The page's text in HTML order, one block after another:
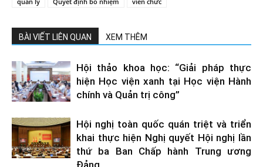
BÀI VIẾT LIÊN QUAN XEM THÊM
Hội thảo khoa học: “Giải pháp thực
hiện Học viện xanh tại Học viện Hành
chính và Quản trị công”
Hội nghị toàn quốc quán triệt và triển
khai thực hiện Nghị quyết Hội nghị lần
thứ ba Ban Chấp hành Trung ương
Đảng...